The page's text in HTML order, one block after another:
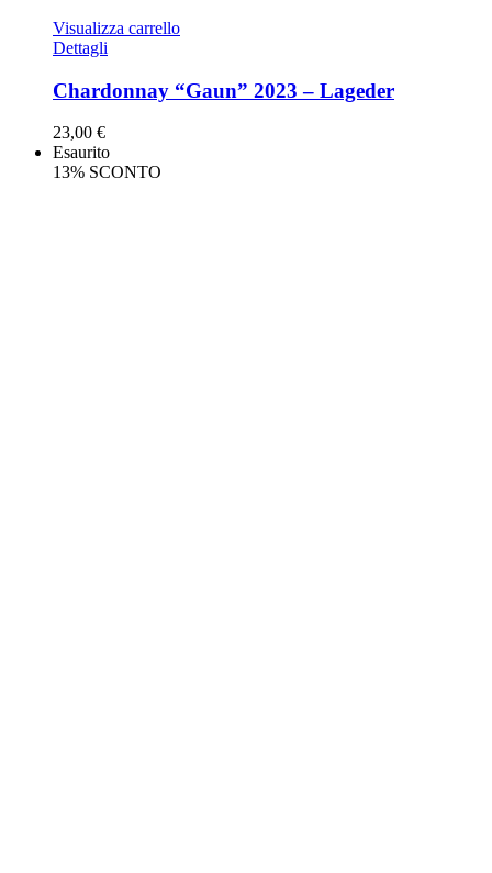
Visualizza carrello
Dettagli
Chardonnay “Gaun” 2023 – Lageder
23,00 €
Esaurito
13% SCONTO